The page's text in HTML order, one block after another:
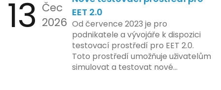
mohla porušovat určité zákonné
limity na ochranu osobních údajů.
Tato technologie se zaměřuje na
pokročilé sledování uživatelských
aktivit, což vyvolalo obavy ohledně
soukromí a ochrany dat uživatelů.
13 Čec
2026
EET 2.0
Od července 2023 je pro
podnikatele a vývojáře k dispozici
testovací prostředí pro EET 2.0.
Toto prostředí umožňuje uživatelům
simulovat a testovat nové